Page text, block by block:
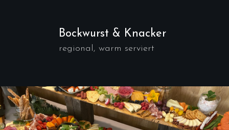
Bockwurst & Knacker
regional, warm serviert